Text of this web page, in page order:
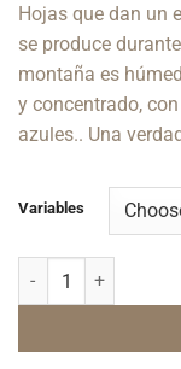
Hojas que dan un
se produce
montaña es
y concentrado,
azules.. Una
Variables
Yunnan Parlamento